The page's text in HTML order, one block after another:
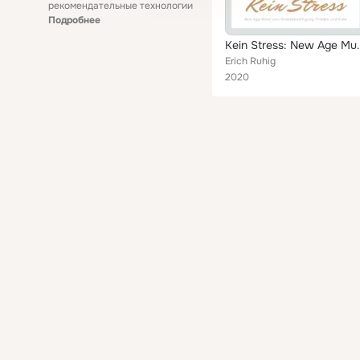
рекомендательные технологии
Подробнее
Kein Stress: New
Erich Ruhig
2020